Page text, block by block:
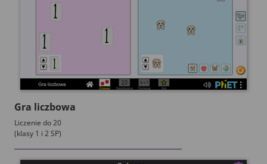
Gra liczbowa
Liczenie do 20
(klasy 1 i 2 SP)